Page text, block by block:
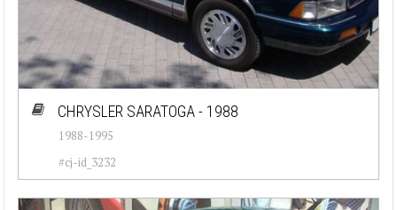
CHRYSLER SARATOGA - 1988
1988-1995
#cj-id_3232